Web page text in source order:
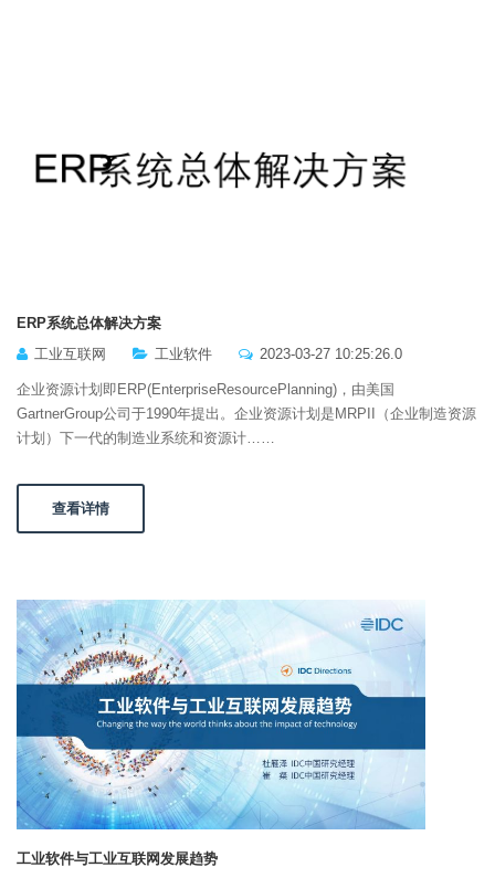
ERP系统总体解决方案
工业互联网
工业软件 2023-03-27 10:25:26.0
企业资源计划即ERP(EnterpriseResourcePlanning)，由美国
GartnerGroup公司于1990年提出。企业资源计划是MRPII（企业制造资源
计划）下一代的制造业系统和资源计……
查看详情
工业软件与工业互联网发展趋势